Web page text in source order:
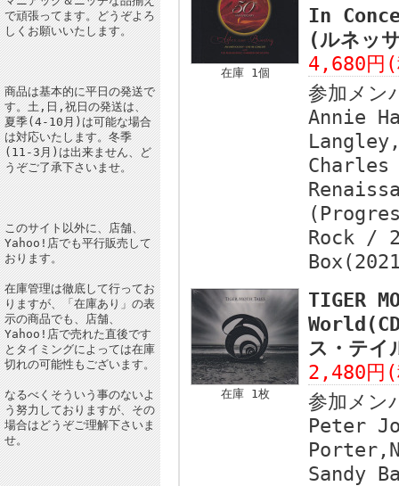
で頑張ってます。どうぞよろ
しくお願いいたします。
商品は基本的に平日の発送で
す。土,日,祝日の発送は、
夏季(4-10月)は可能な場合
は対応いたします。冬季
(11-3月)は出来ません、ど
うぞご了承下さいませ。
このサイト以外に、店舗、
Yahoo!店でも平行販売して
おります。
在庫管理は徹底して行ってお
りますが、「在庫あり」の表
示の商品でも、店舗、
Yahoo!店で売れた直後です
とタイミングによっては在庫
切れの可能性もございます。
なるべくそういう事のないよ
う努力しておりますが、その
場合はどうぞご理解下さいま
せ。
在庫 1個
In
(ルネッ
4,680円
参加メン
Annie
Charles
Rock /
在庫 1枚
TIGER
ス・テイ
2,480円
参加メン
Peter
Sandy